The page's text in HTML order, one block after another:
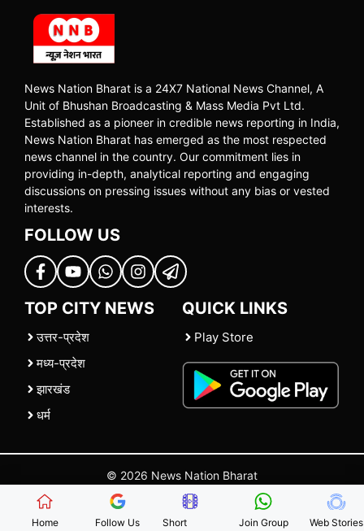
News Nation Bharat is a 24X7 National News Channel, A
Unit of Bhushan Broadcasting & Mass Media Pvt Ltd.
Established as a pioneer in credible news reporting in India,
News Nation Bharat has emerged as the most respected
news channel in the country. Our commitment lies in
providing in-depth, analytical reporting and engaging
discussions on pressing issues without any bias or vested
interests.
FOLLOW US
TOP CITY NEWS
उत्तर-प्रदेश
मध्य-प्रदेश
झारखंड
धर्म
QUICK LINKS
Play Store
© 2026 News Nation Bharat
| |Contact Us |Policies Terms and Conditions
Home Follow Us Short Join Group Web Stories